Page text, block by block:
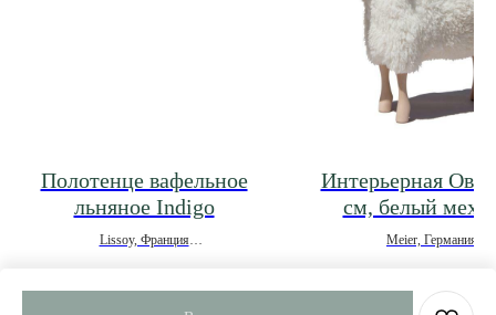
Полотенце вафельное
льняное Indigo
Lissoy, Франция
Интерьерная
см, белый мех,
Meier, Германия